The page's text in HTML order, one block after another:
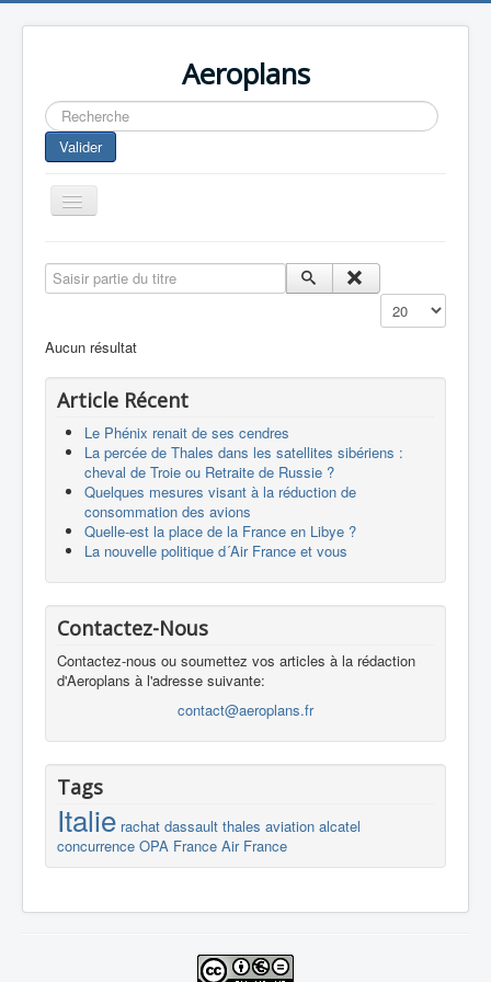
Aeroplans
Rechercher
Valider
Toggle
Navigation
Aviation Commerciale
Europespace
Drones
Saisir partie du titre
Affichage #
Aucun résultat
Article Récent
Le Phénix renait de ses cendres
La percée de Thales dans les satellites sibériens :
cheval de Troie ou Retraite de Russie ?
Quelques mesures visant à la réduction de
consommation des avions
Quelle-est la place de la France en Libye ?
La nouvelle politique d´Air France et vous
Contactez-Nous
Contactez-nous ou soumettez vos articles à la rédaction
d'Aeroplans à l'adresse suivante:
contact@aeroplans.fr
Tags
Italie rachat dassault thales aviation alcatel
concurrence OPA France Air France